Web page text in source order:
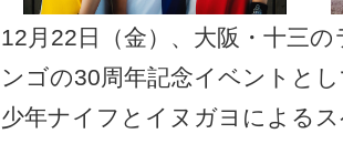
12月22日（金）、大阪・十三
ンゴの30周年記念イベントと
少年ナイフとイヌガヨによる